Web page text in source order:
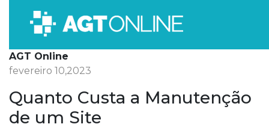
AGT Online
fevereiro 10,2023
Quanto Custa a Manutenção
de um Site